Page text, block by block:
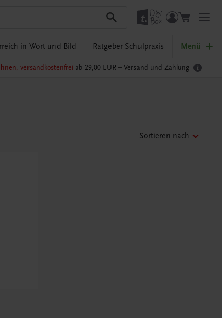
in Wort und Bild Ratgeber Schulpraxis Menü
versandkostenfrei ab 29,00 EUR – Versand und Zahlung
Sortieren nach